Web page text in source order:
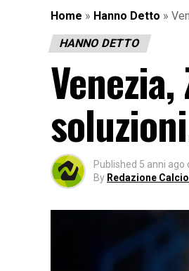
Home » Hanno Detto »
HANNO DETTO
Published 5 anni ago
By Redazione